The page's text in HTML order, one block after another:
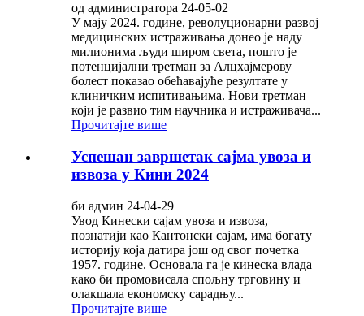
од администратора 24-05-02
У мају 2024. године, револуционарни развој
медицинских истраживања донео је наду
милионима људи широм света, пошто је
потенцијални третман за Алцхајмерову
болест показао обећавајуће резултате у
клиничким испитивањима. Нови третман
који је развио тим научника и истраживача...
Прочитајте више
Успешан завршетак сајма увоза и
извоза у Кини 2024
би админ 24-04-29
Увод Кинески сајам увоза и извоза,
познатији као Кантонски сајам, има богату
историју која датира још од свог почетка
1957. године. Основала га је кинеска влада
како би промовисала спољну трговину и
олакшала економску сарадњу...
Прочитајте више